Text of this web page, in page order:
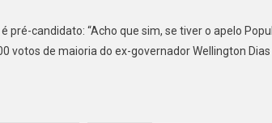
pré-candidato: “Acho que sim, se tiver o apelo
votos de maioria do ex-governador Wellington Dias